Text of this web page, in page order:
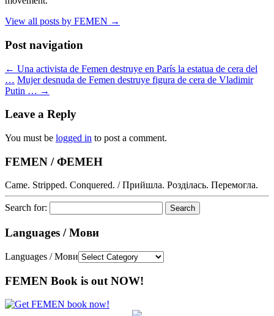
View all posts by FEMEN →
Post navigation
← Una activista de Femen destruye en París la estatua de cera del
… Mujer desnuda de Femen destruye figura de cera de Vladimir
Putin … →
Leave a Reply
You must be logged in to post a comment.
FEMEN / ФЕМЕН
Came. Stripped. Conquered. / Прийшла. Розділась. Перемогла.
Search for:
Languages / Мови
Languages / Мови
FEMEN Book is out NOW!